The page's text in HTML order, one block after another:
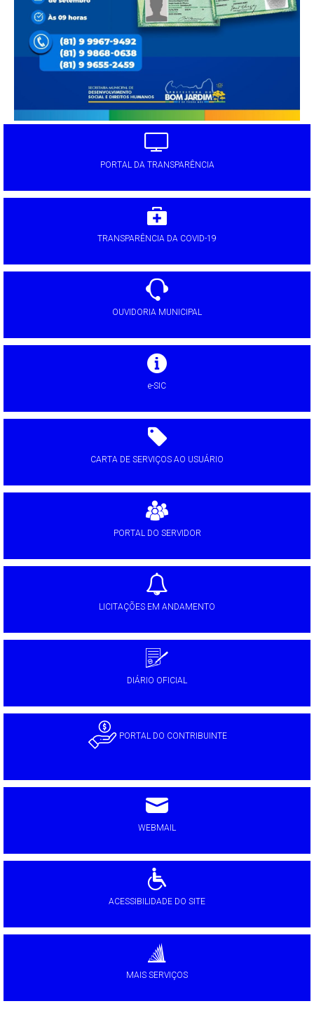
PORTAL DA TRANSPARÊNCIA
TRANSPARÊNCIA DA COVID-19
OUVIDORIA MUNICIPAL
e-SIC
CARTA DE SERVIÇOS AO USUÁRIO
PORTAL DO SERVIDOR
LICITAÇÕES EM ANDAMENTO
DIÁRIO OFICIAL
PORTAL DO CONTRIBUINTE
WEBMAIL
ACESSIBILIDADE DO SITE
MAIS SERVIÇOS